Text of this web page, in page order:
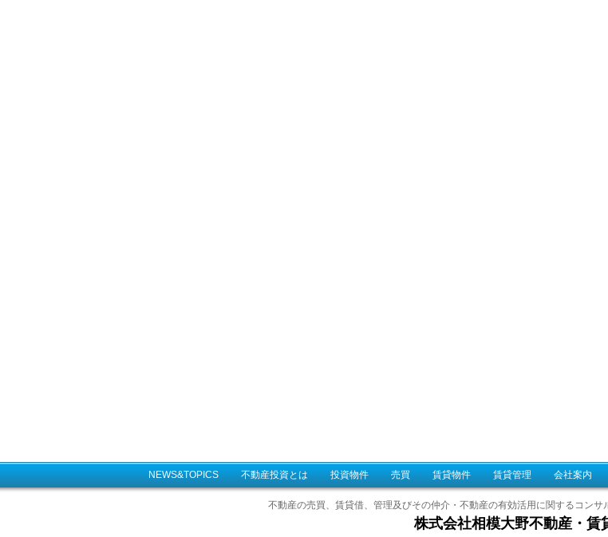
NEWS&TOPICS 不動産投資とは 投資物件 売買 賃貸物件 賃貸管理 会社案内
不動産の売買、賃貸借、管理及びその仲介・不動産の有効活用に関するコン
株式会社相模大野不動産・賃